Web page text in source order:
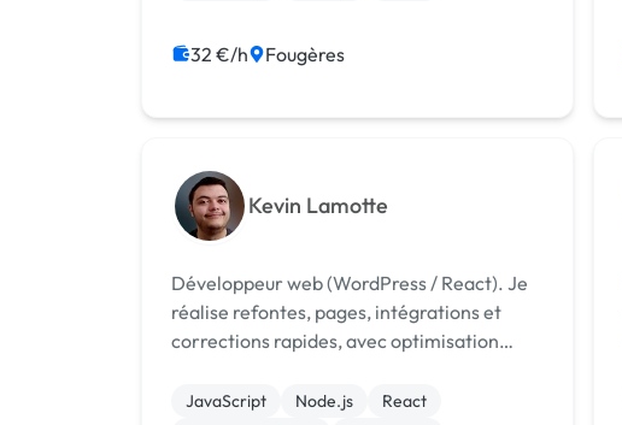
32 €/h Fougères
Kevin Lamotte
Développeur web (WordPress / React). Je
réalise refontes, pages, intégrations et
corrections rapides, avec optimisation
délais respectés.
JavaScript Node.js
React